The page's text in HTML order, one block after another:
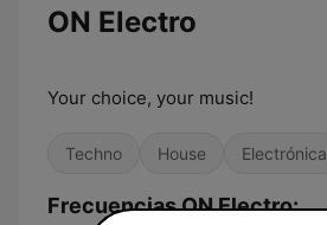
ON Electro
Your choice, your music!
Techno House Electrónica
Frecuencias ON Electro: